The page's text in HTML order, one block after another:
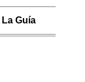
La Guía